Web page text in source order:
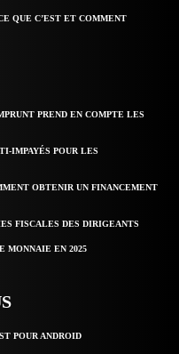
QUE C’EST ET COMMENT
PREND EN COMPTE LES
IMPAYÉS POUR LES
OBTENIR UN FINANCEMENT
FISCALES DES DIRIGEANTS
MONNAIE EN 2025
POUR ANDROID